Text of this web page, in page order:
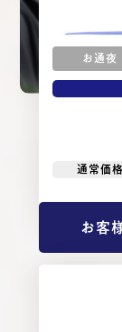
お通夜
通常価格
お客